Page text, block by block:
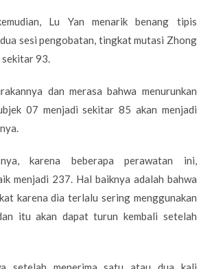
Lu Yan menarik benang tipis
sesi pengobatan, tingkat mutasi Zhong
sekitar 93.
dan merasa bahwa menurunkan
07 menjadi sekitar 85 akan menjadi
karena beberapa perawatan ini,
menjadi 237. Hal baiknya adalah bahwa
karena dia terlalu sering menggunakan
itu akan dapat turun kembali setelah